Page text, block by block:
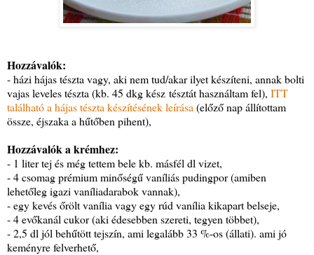
Hozzávalók:
- házi hájas tészta vagy, aki nem tud/akar ilyet készíteni, annak bolti
vajas leveles tészta (kb. 45 dkg kész tésztát használtam fel), ITT
található a hájas tészta készítésének leírása (előző nap állítottam
össze, éjszaka a hűtőben pihent),
Hozzávalók a krémhez:
- 1 liter tej és még tettem bele kb. másfél dl vizet,
- 4 csomag prémium minőségű vaníliás pudingpor (amiben
lehetőleg igazi vaníliadarabok vannak),
- egy kevés őrölt vanília vagy egy rúd vanília kikapart belseje,
- 4 evőkanál cukor (aki édesebben szereti, tegyen többet),
- 2,5 dl jól behűtött tejszín, ami legalább 33 %-os (állati). ami jó
keményre felverhető,